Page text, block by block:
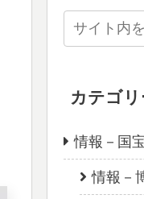
カテゴリ
情報－国
情報－